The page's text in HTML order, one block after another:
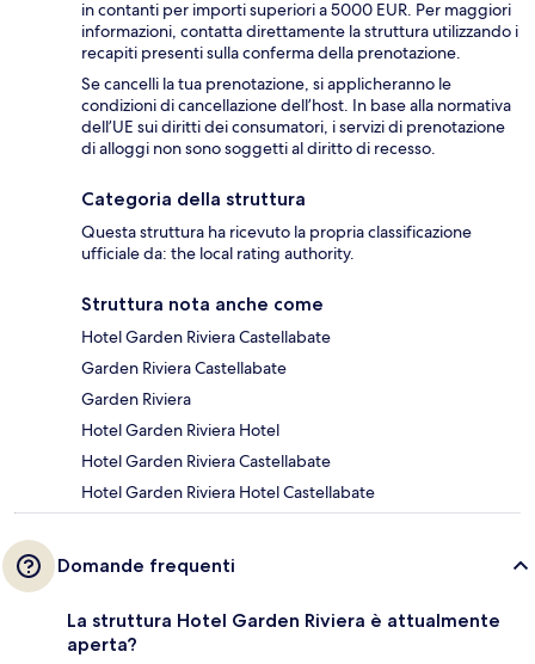
in contanti per importi superiori a 5000 EUR. Per maggiori
informazioni, contatta direttamente la struttura utilizzando i
recapiti presenti sulla conferma della prenotazione.
Se cancelli la tua prenotazione, si applicheranno le
condizioni di cancellazione dell’host. In base alla normativa
dell’UE sui diritti dei consumatori, i servizi di prenotazione
di alloggi non sono soggetti al diritto di recesso.
Categoria della struttura
Questa struttura ha ricevuto la propria classificazione
ufficiale da: the local rating authority.
Struttura nota anche come
Hotel Garden Riviera Castellabate
Garden Riviera Castellabate
Garden Riviera
Hotel Garden Riviera Hotel
Hotel Garden Riviera Castellabate
Hotel Garden Riviera Hotel Castellabate
Domande frequenti
La struttura Hotel Garden Riviera è attualmente
aperta?